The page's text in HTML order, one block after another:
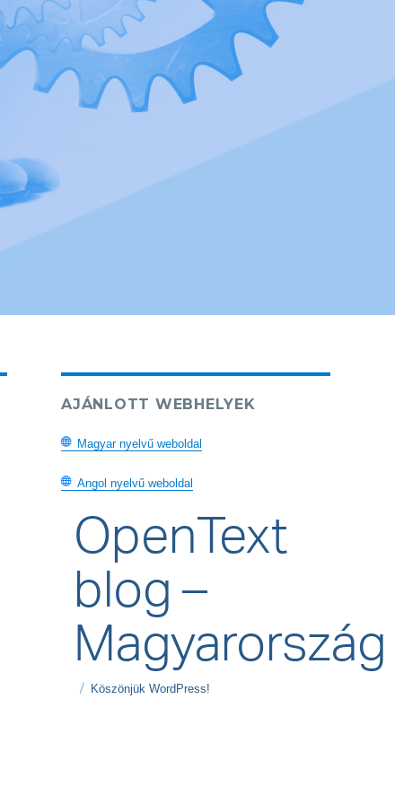
AJÁNLOTT WEBHELYEK
Magyar nyelvű weboldal
Angol nyelvű weboldal
OpenText
blog –
Magyarország
Köszönjük WordPress!